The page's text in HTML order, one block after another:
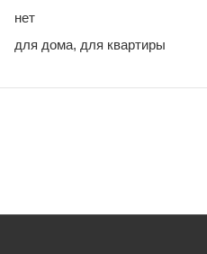
нет
для дома, для квартиры